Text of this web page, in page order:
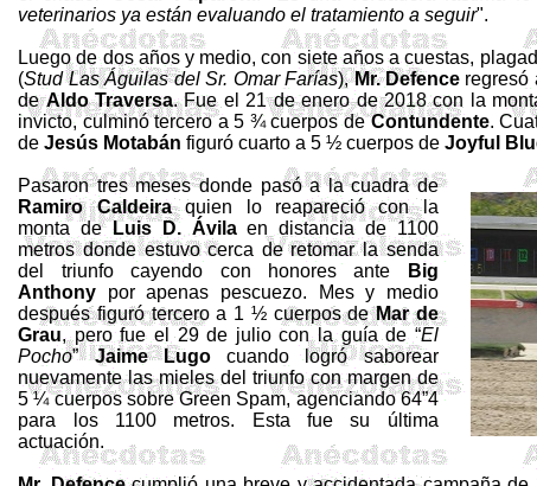
veterinarios ya están evaluando el tratamiento a seguir".
Luego de dos años y medio, con siete años a cuestas,
(Stud Las Águilas del Sr. Omar Farías),Mr.Defence regresó
deAldo Traversa. Fue el 21 de enero de 2018 con la
invicto, culminó tercero a 5 ¾ cuerpos deContundente.
deJesús Motabán figuró cuarto a 5 ½ cuerpos deJoyful
Pasaron tres meses donde pasó a la cuadra de
RamiroCaldeiraquien lo reapareció con la
monta deLuis D. Ávilaen distancia de 1100
metros donde estuvo cerca de retomar la senda
del triunfo cayendo con honores ante
Big
Anthony por apenas pescuezo. Mes y medio
después figuró tercero a 1 ½ cuerpos deMar de
Grau, pero fue el 29 de julio con la guía de “El
Pocho”Jaime Lugocuando logró saborear
nuevamente las mieles del triunfo con margen de
5 ¼ cuerpos sobre Green Spam, agenciando 64”4
para los 1100 metros. Esta fue su última
actuación.